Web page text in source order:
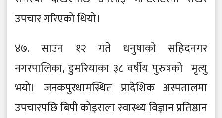
उपचार गरिएको थियो।
४७. साउन १२ गते धनुषाको सहिदनगर
नगरपालिका, डुमरियाका ३८ वर्षीय पुरुषको मृत्यु
भयो। जनकपुरधामस्थित प्रादेशिक अस्पतालमा
उपचारपछि बिपी कोइराला स्वास्थ्य विज्ञान प्रतिष्ठान